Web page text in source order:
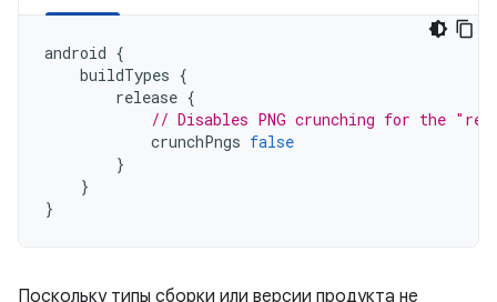
android {
buildTypes {
release {
// Disables PNG crunching for the
crunchPngs false
}
}
}
Поскольку типы сборки или версии продукта не